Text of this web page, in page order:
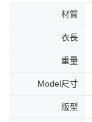
材質
衣長
重量
Model尺寸
版型